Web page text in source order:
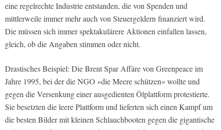
eine regelrechte Industrie entstanden, die von Spenden und
mittlerweile immer mehr auch von Steuergeldern finanziert wird.
Die müssen sich immer spektakulärere Aktionen einfallen lassen,
gleich, ob die Angaben stimmen oder nicht.
Drastisches Beispiel: Die Brent Spar Affäre von Greenpeace im
Jahre 1995, bei der die NGO »die Meere schützen« wollte und
gegen die Versenkung einer ausgedienten Ölplattform protestierte.
Sie besetzten die leere Plattform und lieferten sich einen Kampf um
die besten Bilder mit kleinen Schlauchbooten gegen die gigantische